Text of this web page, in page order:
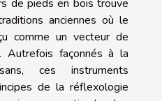
de pieds en bois trouve
anciennes où le
comme un vecteur de
. Autrefois façonnés à la
ces instruments
de la réflexologie